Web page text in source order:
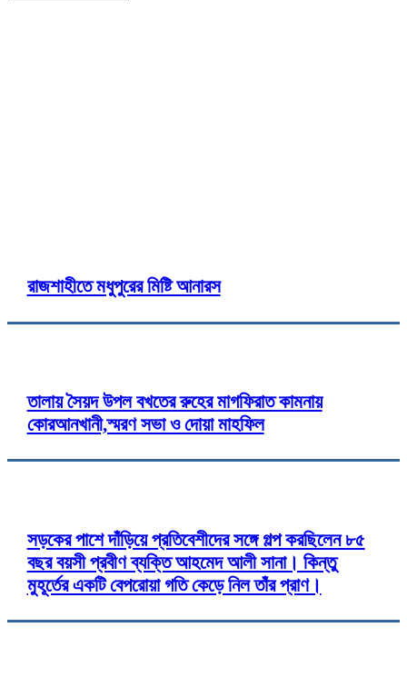
রাজশাহীতে মধুপুরের মিষ্টি আনারস
তালায় সৈয়দ উপল বখতের রুহের মাগফিরাত কামনায়
কোরআনখানী,স্মরণ সভা ও দোয়া মাহফিল
সড়কের পাশে দাঁড়িয়ে প্রতিবেশীদের সঙ্গে গল্প করছিলেন ৮৫
বছর বয়সী প্রবীণ ব্যক্তি আহমেদ আলী সানা। কিন্তু
মুহূর্তের একটি বেপরোয়া গতি কেড়ে নিল তাঁর প্রাণ।